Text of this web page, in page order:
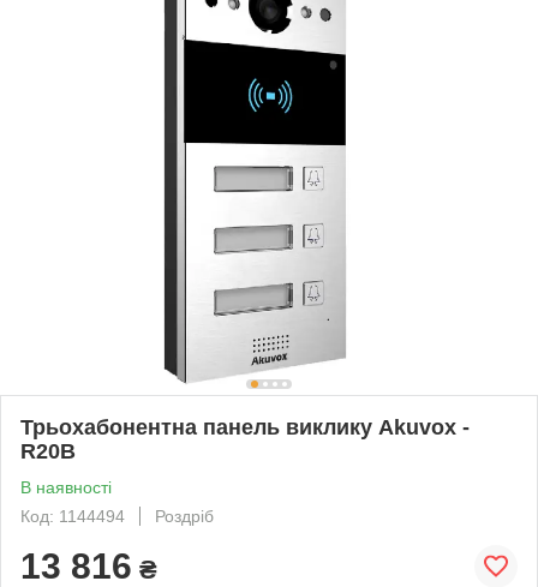
Трьохабонентна панель виклику Akuvox -
R20B
В наявності
Код: 1144494
Роздріб
13 816 ₴